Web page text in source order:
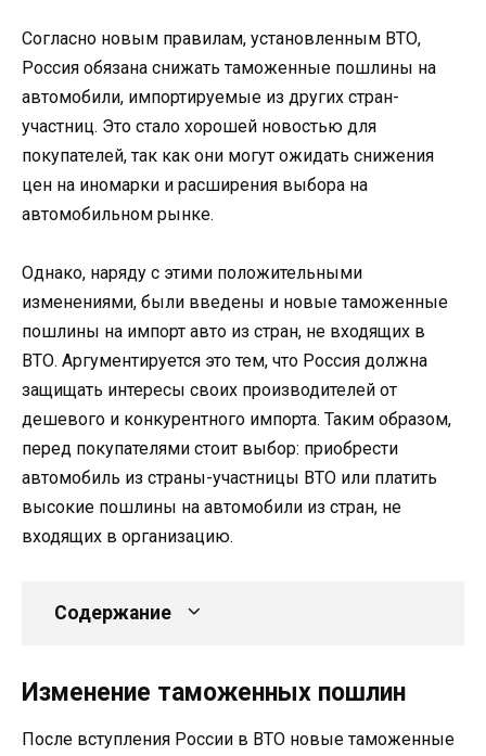
Согласно новым правилам, установленным ВТО,
Россия обязана снижать таможенные пошлины на
автомобили, импортируемые из других стран-
участниц. Это стало хорошей новостью для
покупателей, так как они могут ожидать снижения
цен на иномарки и расширения выбора на
автомобильном рынке.
Однако, наряду с этими положительными
изменениями, были введены и новые таможенные
пошлины на импорт авто из стран, не входящих в
ВТО. Аргументируется это тем, что Россия должна
защищать интересы своих производителей от
дешевого и конкурентного импорта. Таким образом,
перед покупателями стоит выбор: приобрести
автомобиль из страны-участницы ВТО или платить
высокие пошлины на автомобили из стран, не
входящих в организацию.
Содержание
Изменение таможенных пошлин
После вступления России в ВТО новые таможенные